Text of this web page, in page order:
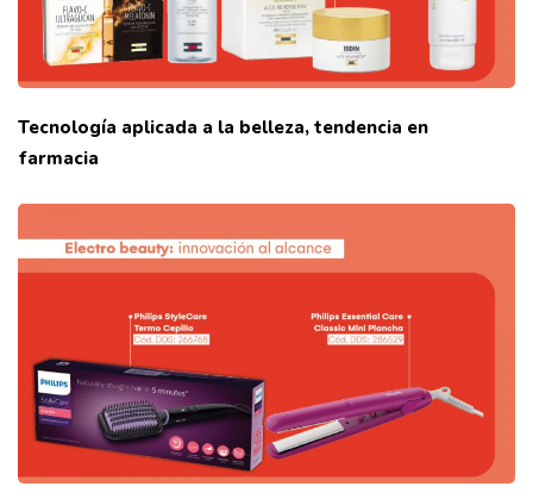
Tecnología aplicada a la belleza, tendencia en
farmacia